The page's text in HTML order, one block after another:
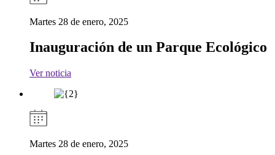
Martes 28 de enero, 2025
Inauguración de un Parque Ecológico
Ver noticia
Martes 28 de enero, 2025